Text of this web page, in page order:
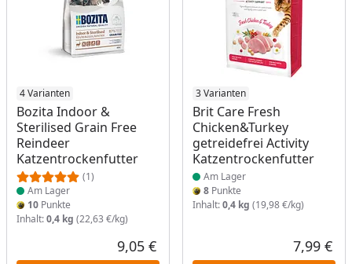
4 Varianten
Bozita Indoor &
Sterilised Grain Free
Reindeer
Katzentrockenfutter
(1)
Produkt am Lager
Am Lager
10 Punkte
Inhalt:0,4 kg (22,63 €/kg)
Aktueller Preis
9,05 €
3 Varianten
Brit Care Fresh
Chicken&Turkey
getreidefrei Activity
Katzentrockenfutter
Produkt am Lager
Am Lager
8Punkte
Inhalt:0,4 kg (19,98 €/kg)
7,99 €